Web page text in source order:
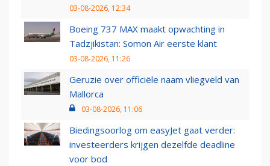
03-08-2026, 12:34
Boeing 737 MAX maakt opwachting in
Tadzjikistan: Somon Air eerste klant
03-08-2026, 11:26
Geruzie over officiële naam vliegveld van
Mallorca
03-08-2026, 11:06
Biedingsoorlog om easyJet gaat verder:
investeerders krijgen dezelfde deadline
voor bod